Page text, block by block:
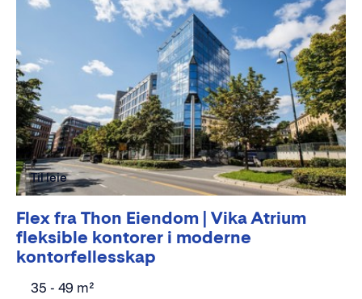
Flex fra Thon Eiendom | Vika Atrium
fleksible kontorer i moderne
kontorfellesskap
35 - 49 m²
Til leie